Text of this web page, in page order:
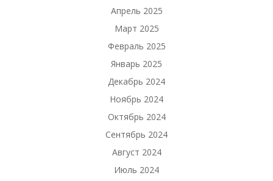
Апрель 2025
Март 2025
Февраль 2025
Январь 2025
Декабрь 2024
Ноябрь 2024
Октябрь 2024
Сентябрь 2024
Август 2024
Июль 2024